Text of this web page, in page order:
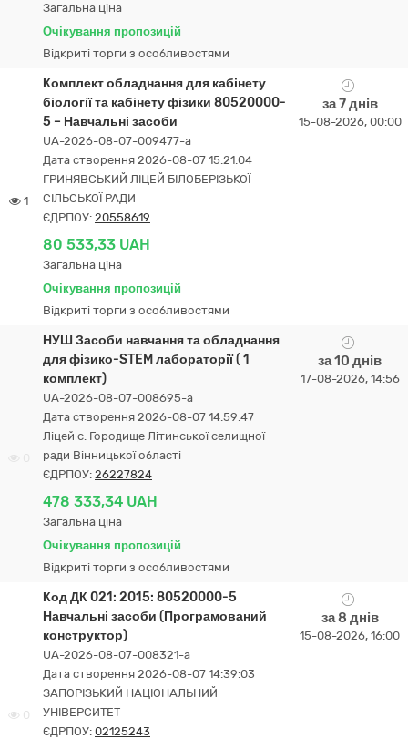
Загальна ціна
Очікування пропозицій
Відкриті торги з особливостями
1
Комплект обладнання для кабінету
біології та кабінету фізики 80520000-
5 – Навчальні засоби
UA-2026-08-07-009477-a
Дата створення 2026-08-07 15:21:04
ГРИНЯВСЬКИЙ ЛІЦЕЙ БІЛОБЕРІЗЬКОЇ
СІЛЬСЬКОЇ РАДИ
ЄДРПОУ: 20558619
80 533,33 UAH
Загальна ціна
Очікування пропозицій
Відкриті торги з особливостями
за 7 днів
15-08-2026, 00:00
НУШ Засоби навчання та обладнання
для фізико-STEM лабораторії ( 1
комплект)
UA-2026-08-07-008695-a
Дата створення 2026-08-07 14:59:47
Ліцей с. Городище Літинської селищної
ради Вінницької області
ЄДРПОУ: 26227824
478 333,34 UAH
Загальна ціна
Очікування пропозицій
Відкриті торги з особливостями
за 10 днів
17-08-2026, 14:56
0
Код ДК 021: 2015: 80520000-5
Навчальні засоби (Програмований
конструктор)
UA-2026-08-07-008321-a
Дата створення 2026-08-07 14:39:03
ЗАПОРІЗЬКИЙ НАЦІОНАЛЬНИЙ
УНІВЕРСИТЕТ
ЄДРПОУ: 02125243
за 8 днів
15-08-2026, 16:00